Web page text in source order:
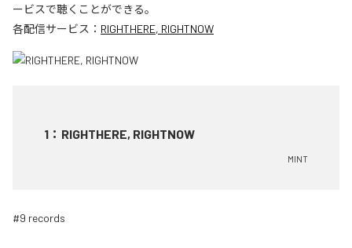
ービスで聴くことができる。
各配信サービス： RIGHTHERE, RIGHTNOW
1 ： RIGHTHERE, RIGHTNOW
MINT
#9 records